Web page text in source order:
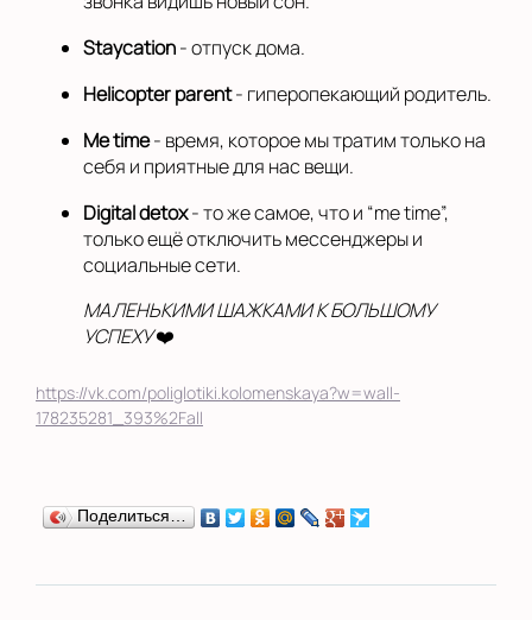
Staycation- отпуск дома.
Helicopter parent- гиперопекающий родитель.
Me time- время, которое мы тратим только на
себя и приятные для нас вещи.
Digital detox- то же самое, что и “me time”,
только ещё отключить мессенджеры и
социальные сети.
МАЛЕНЬКИМИ ШАЖКАМИ К БОЛЬШОМУ
УСПЕХУ❤️
https://vk.com/poliglotiki.kolomenskaya?w=wall-
178235281_393%2Fall
Поделиться…